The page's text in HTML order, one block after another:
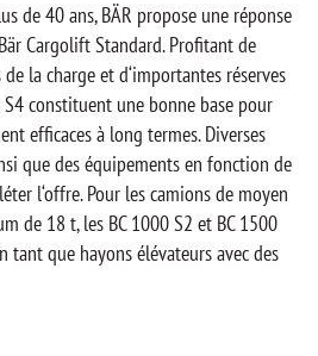
de 40 ans, BÄR propose une réponse
Cargolift Standard. Profitant de
la charge et d‘importantes réserves
constituent une bonne base pour
efficaces à long termes. Diverses
que des équipements en fonction de
l‘offre. Pour les camions de moyen
de 18 t, les BC 1000 S2 et BC 1500
tant que hayons élévateurs avec des